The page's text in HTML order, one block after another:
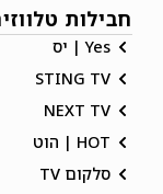
חבילות
Yes | יס
STING TV
NEXT TV
HOT | הוט
סלקום TV